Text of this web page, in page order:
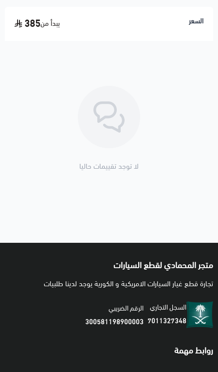
السعر يبدأ من385
لا توجد تقييمات حاليا
متجر المحمادي لقطع السيارات
تجارة قطع غيار السيارات الامريكية و الكورية يوجد لدينا طلبيات
السجل التجاري
7011327348
الرقم الضريبي
300581198900003
روابط مهمة